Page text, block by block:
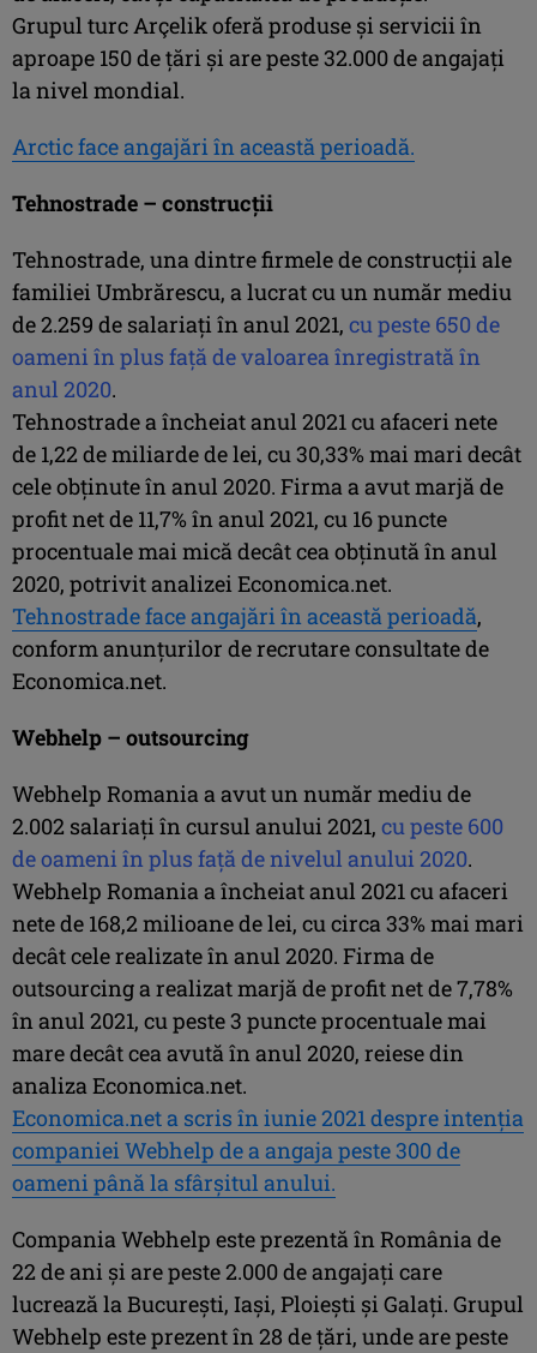
Grupul turc Arçelik oferă produse și servicii în
aproape 150 de țări şi are peste 32.000 de angajați
la nivel mondial.
Arctic face angajări în această perioadă.
Tehnostrade – construcţii
Tehnostrade, una dintre firmele de construcţii ale
familiei Umbrărescu, a lucrat cu un număr mediu
de 2.259 de salariaţi în anul 2021, cu peste 650 de
oameni în plus faţă de valoarea înregistrată în
anul 2020.
Tehnostrade a încheiat anul 2021 cu afaceri nete
de 1,22 de miliarde de lei, cu 30,33% mai mari decât
cele obţinute în anul 2020. Firma a avut marjă de
profit net de 11,7% în anul 2021, cu 16 puncte
procentuale mai mică decât cea obţinută în anul
2020, potrivit analizei Economica.net.
Tehnostrade face angajări în această perioadă,
conform anunţurilor de recrutare consultate de
Economica.net.
Webhelp – outsourcing
Webhelp Romania a avut un număr mediu de
2.002 salariaţi în cursul anului 2021, cu peste 600
de oameni în plus faţă de nivelul anului 2020.
Webhelp Romania a încheiat anul 2021 cu afaceri
nete de 168,2 milioane de lei, cu circa 33% mai mari
decât cele realizate în anul 2020. Firma de
outsourcing a realizat marjă de profit net de 7,78%
în anul 2021, cu peste 3 puncte procentuale mai
mare decât cea avută în anul 2020, reiese din
analiza Economica.net.
Economica.net a scris în iunie 2021 despre intenţia
companiei Webhelp de a angaja peste 300 de
oameni până la sfârşitul anului.
Compania Webhelp este prezentă în România de
22 de ani şi are peste 2.000 de angajaţi care
lucrează la Bucureşti, Iaşi, Ploieşti şi Galaţi. Grupul
Webhelp este prezent în 28 de ţări, unde are peste